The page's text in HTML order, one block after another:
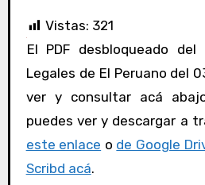
Vistas: 321
El PDF desbloqueado del boletín de Normas
Legales de El Peruano del
ver y consultar acá
puedes ver y descargar a
este enlace o de Google
Scribd acá.